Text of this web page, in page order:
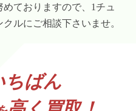
ておりますので、1チュ
ルにご相談下さいませ。
ちばん